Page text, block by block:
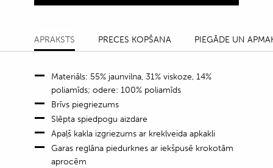
APRAKSTS PRECES KOPŠANA PIEGĀDE UN
Materiāls: 55% jaunvilna, 31% viskoze, 14%
poliamīds; odere: 100% poliamīds
Brīvs piegriezums
Slēpta spiedpogu aizdare
Apaļš kakla izgriezums ar kreklveida apkakli
Garas reglāna piedurknes ar iekšpusē krokotām
aprocēm